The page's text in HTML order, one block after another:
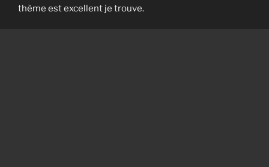
thème est excellent je trouve.